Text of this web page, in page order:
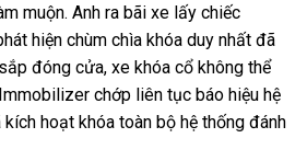
muộn. Anh ra bãi xe lấy chiếc
hiện chùm chìa khóa duy nhất đã
đóng cửa, xe khóa cổ không thể
chớp liên tục báo hiệu hệ
hoạt khóa toàn bộ hệ thống đánh